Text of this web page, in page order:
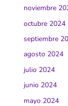
noviembre
octubre 2024
septiembre
agosto 2024
julio 2024
junio 2024
mayo 2024